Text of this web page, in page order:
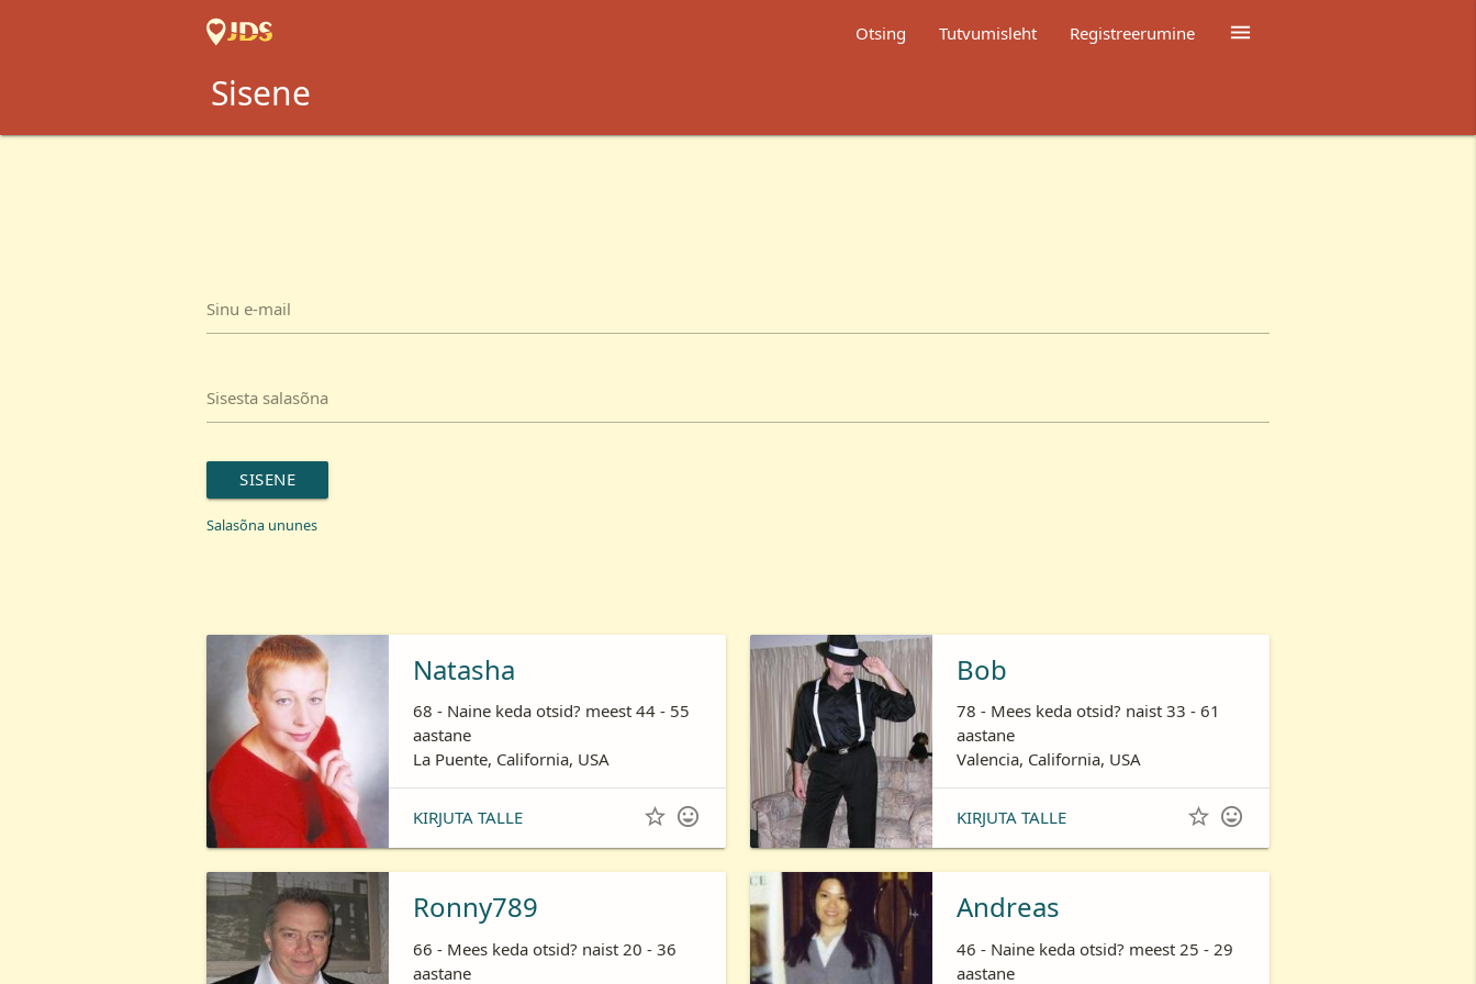

Otsing Tutvumisleht Registreerumine
Sisene
Sinu e-mail
Sisesta salasõna
SISENE
Salasõna ununes
Natasha
68 - Naine keda otsid? meest 44 - 55
aastane
La Puente, California, USA
KIRJUTA TALLE  
Bob
78 - Mees keda otsid? naist 33 - 61
aastane
Valencia, California, USA
KIRJUTA TALLE  
Ronny789
66 - Mees keda otsid? naist 20 - 36
aastane
Andreas
46 - Naine keda otsid? meest 25 - 29
aastane